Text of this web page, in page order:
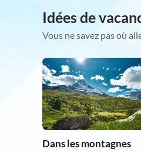
Idées de
Vous ne savez pas où
Dans les montagnes